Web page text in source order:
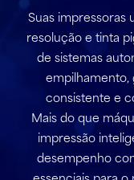
Suas impressoras
resolução e tinta
de sistemas
empilhamento,
consistente e
Mais do que
impressão
desempenho